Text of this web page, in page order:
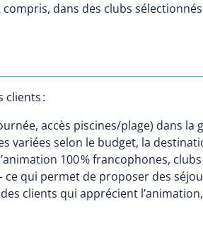
dans des clubs
clients :
accès piscines/plage) dans la
variées selon le budget, la
100 % francophones,
qui permet de proposer des
clients qui apprécient